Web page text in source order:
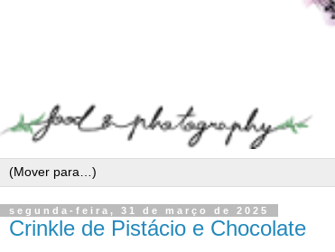
segunda-feira, 31 de março de 2025
Crinkle de Pistácio e Chocolate